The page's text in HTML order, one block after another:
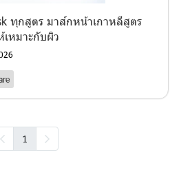
ทุกสูตร มาส์กหน้าเกาหลีสูตร
หมาะกับผิว
1